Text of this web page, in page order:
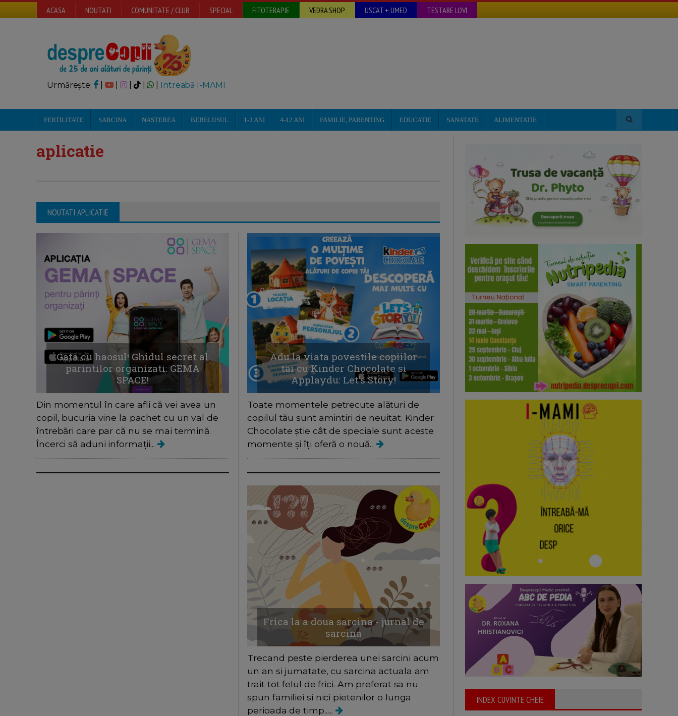
ACASA NOUTATI COMUNITATE / CLUB SPECIAL FITOTERAPIE VEDRA SHOP USCAT + UMED TESTARE LOVI
Urmărește: | | Intreabă I-MAMI
FERTILITATE SARCINA NASTEREA BEBELUSUL 1-3 ANI 4-12 ANI FAMILIE, PARENTING EDUCATIE SANATATE ALIMENTATIE
aplicatie
NOUTATI APLICATIE
Gata cu haosul! Ghidul secret al
parintilor organizati: GEMA
SPACE!
Din momentul în care afli că vei avea un
copil, bucuria vine la pachet cu un val de
întrebări care par că nu se mai termină.
Încerci să aduni informații...
Adu la viata povestile copiilor
tai cu Kinder Chocolate si
Applaydu: Let’s Story!
Toate momentele petrecute alături de
copilul tău sunt amintiri de neuitat. Kinder
Chocolate știe cât de speciale sunt aceste
momente și îți oferă o nouă...
Frica la a doua sarcina - jurnal de
sarcina
Trecand peste pierderea unei sarcini acum
un an si jumatate, cu sarcina actuala am
trait tot felul de frici. Am preferat sa nu
spun familiei si nici pietenilor o lunga
perioada de timp......
INDEX CUVINTE CHEIE